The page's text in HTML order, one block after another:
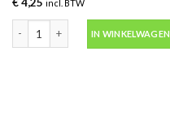
€4,25 incl. BTW
IN WINKELWAGEN